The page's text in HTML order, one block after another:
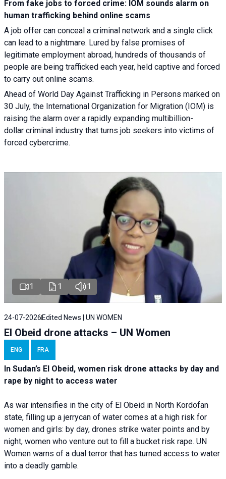
From fake jobs to forced crime: IOM sounds alarm on
human trafficking behind online scams
A job offer can conceal a criminal network and a single click
can lead to a nightmare. Lured by false promises of
legitimate employment abroad, hundreds of thousands of
people are being trafficked each year, held captive and forced
to carry out online scams.
Ahead of World Day Against Trafficking in Persons marked on
30 July, the International Organization for Migration (IOM) is
raising the alarm over a rapidly expanding multibillion-
dollar criminal industry that turns job seekers into victims of
forced cybercrime.
1 1 1
24-07-2026 Edited News | UN WOMEN
El Obeid drone attacks – UN Women
ENG FRA
In Sudan’s El Obeid, women risk drone attacks by day and
rape by night to access water
As war intensifies in the city of El Obeid in North Kordofan
state, filling up a jerrycan of water comes at a high risk for
women and girls: by day, drones strike water points and by
night, women who venture out to fill a bucket risk rape. UN
Women warns of a dual terror that has turned access to water
into a deadly gamble.